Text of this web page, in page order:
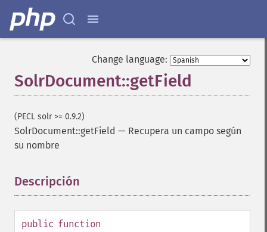
Change language:
SolrDocument::getField
(PECL solr >= 0.9.2)
SolrDocument::getField — Recupera un campo según
su nombre
Descripción
public function